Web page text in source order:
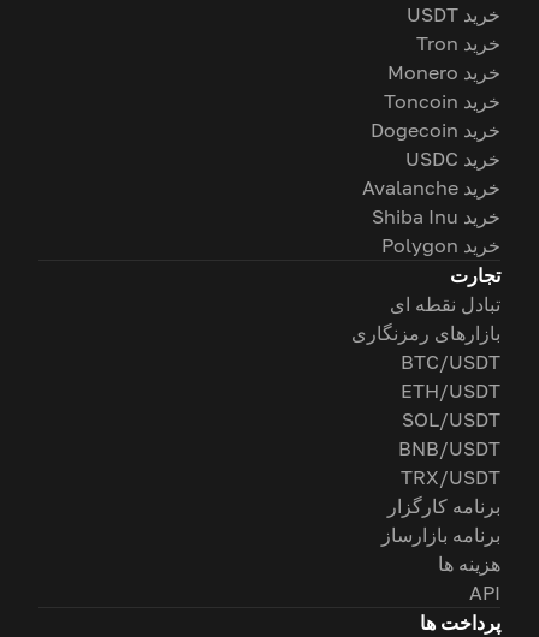
خرید USDT
خرید Tron
خرید Monero
خرید Toncoin
خرید Dogecoin
خرید USDC
خرید Avalanche
خرید Shiba Inu
خرید Polygon
تجارت
تبادل نقطه ای
بازارهای رمزنگاری
BTC/USDT
ETH/USDT
SOL/USDT
BNB/USDT
TRX/USDT
برنامه کارگزار
برنامه بازارساز
هزینه ها
API
پرداخت ها